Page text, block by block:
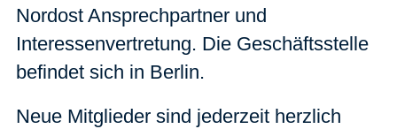
Nordost Ansprechpartner und
Interessenvertretung. Die Geschäftsstelle
befindet sich in Berlin.
Neue Mitglieder sind jederzeit herzlich